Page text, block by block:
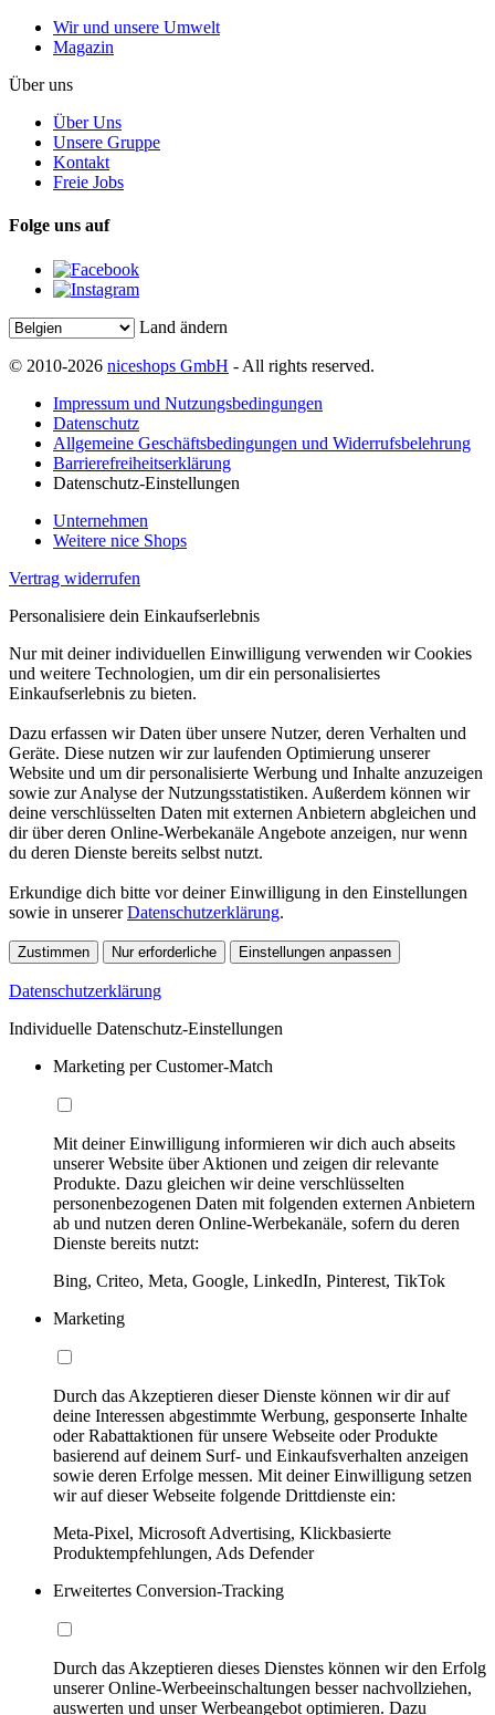
Wir und unsere Umwelt
Magazin
Über uns
Über Uns
Unsere Gruppe
Kontakt
Freie Jobs
Folge uns auf
Land ändern
© 2010-2026 niceshops GmbH - All rights reserved.
Impressum und Nutzungsbedingungen
Datenschutz
Allgemeine Geschäftsbedingungen und Widerrufsbelehrung
Barrierefreiheitserklärung
Datenschutz-Einstellungen
Unternehmen
Weitere nice Shops
Vertrag widerrufen
Personalisiere dein Einkaufserlebnis
Nur mit deiner individuellen Einwilligung verwenden wir Cookies
und weitere Technologien, um dir ein personalisiertes
Einkaufserlebnis zu bieten.
Dazu erfassen wir Daten über unsere Nutzer, deren Verhalten und
Geräte. Diese nutzen wir zur laufenden Optimierung unserer
Website und um dir personalisierte Werbung und Inhalte anzuzeigen
sowie zur Analyse der Nutzungsstatistiken. Außerdem können wir
deine verschlüsselten Daten mit externen Anbietern abgleichen und
dir über deren Online-Werbekanäle Angebote anzeigen, nur wenn
du deren Dienste bereits selbst nutzt.
Erkundige dich bitte vor deiner Einwilligung in den Einstellungen
sowie in unsererDatenschutzerklärung.
Zustimmen Nur erforderliche Einstellungen anpassen
Datenschutzerklärung
Individuelle Datenschutz-Einstellungen
Marketing per Customer-Match
Mit deiner Einwilligung informieren wir dich auch abseits
unserer Website über Aktionen und zeigen dir relevante
Produkte. Dazu gleichen wir deine verschlüsselten
personenbezogenen Daten mit folgenden externen Anbietern
ab und nutzen deren Online-Werbekanäle, sofern du deren
Dienste bereits nutzt:
Bing, Criteo, Meta, Google, LinkedIn, Pinterest, TikTok
Marketing
Durch das Akzeptieren dieser Dienste können wir dir auf
deine Interessen abgestimmte Werbung, gesponserte Inhalte
oder Rabattaktionen für unsere Webseite oder Produkte
basierend auf deinem Surf- und Einkaufsverhalten anzeigen
sowie deren Erfolge messen. Mit deiner Einwilligung setzen
wir auf dieser Webseite folgende Drittdienste ein:
Meta-Pixel, Microsoft Advertising, Klickbasierte
Produktempfehlungen, Ads Defender
Erweitertes Conversion-Tracking
Durch das Akzeptieren dieses Dienstes können wir den Erfolg
unserer Online-Werbeeinschaltungen besser nachvollziehen,
auswerten und unser Werbeangebot optimieren. Dazu